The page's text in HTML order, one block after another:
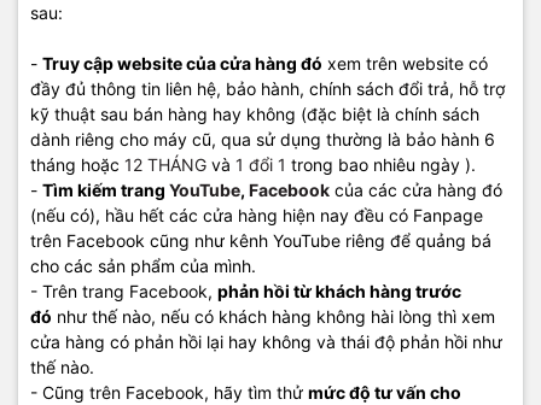
sau:
- Truy cập website của cửa hàng đó xem trên website có
đầy đủ thông tin liên hệ, bảo hành, chính sách đổi trả, hỗ trợ
kỹ thuật sau bán hàng hay không (đặc biệt là chính sách
dành riêng cho máy cũ, qua sử dụng thường là bảo hành 6
tháng hoặc 12 THÁNG và 1 đổi 1 trong bao nhiêu ngày ).
- Tìm kiếm trang YouTube, Facebook của các cửa hàng đó
(nếu có), hầu hết các cửa hàng hiện nay đều có Fanpage
trên Facebook cũng như kênh YouTube riêng để quảng bá
cho các sản phẩm của mình.
- Trên trang Facebook, phản hồi từ khách hàng trước
đó như thế nào, nếu có khách hàng không hài lòng thì xem
cửa hàng có phản hồi lại hay không và thái độ phản hồi như
thế nào.
- Cũng trên Facebook, hãy tìm thử mức độ tư vấn cho